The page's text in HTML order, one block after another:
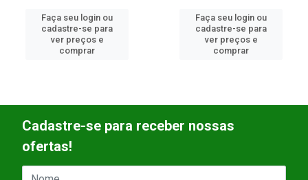
Faça seu login ou
cadastre-se para
ver preços e
comprar
Faça seu login ou
cadastre-se para
ver preços e
comprar
Cadastre-se para receber nossas
ofertas!